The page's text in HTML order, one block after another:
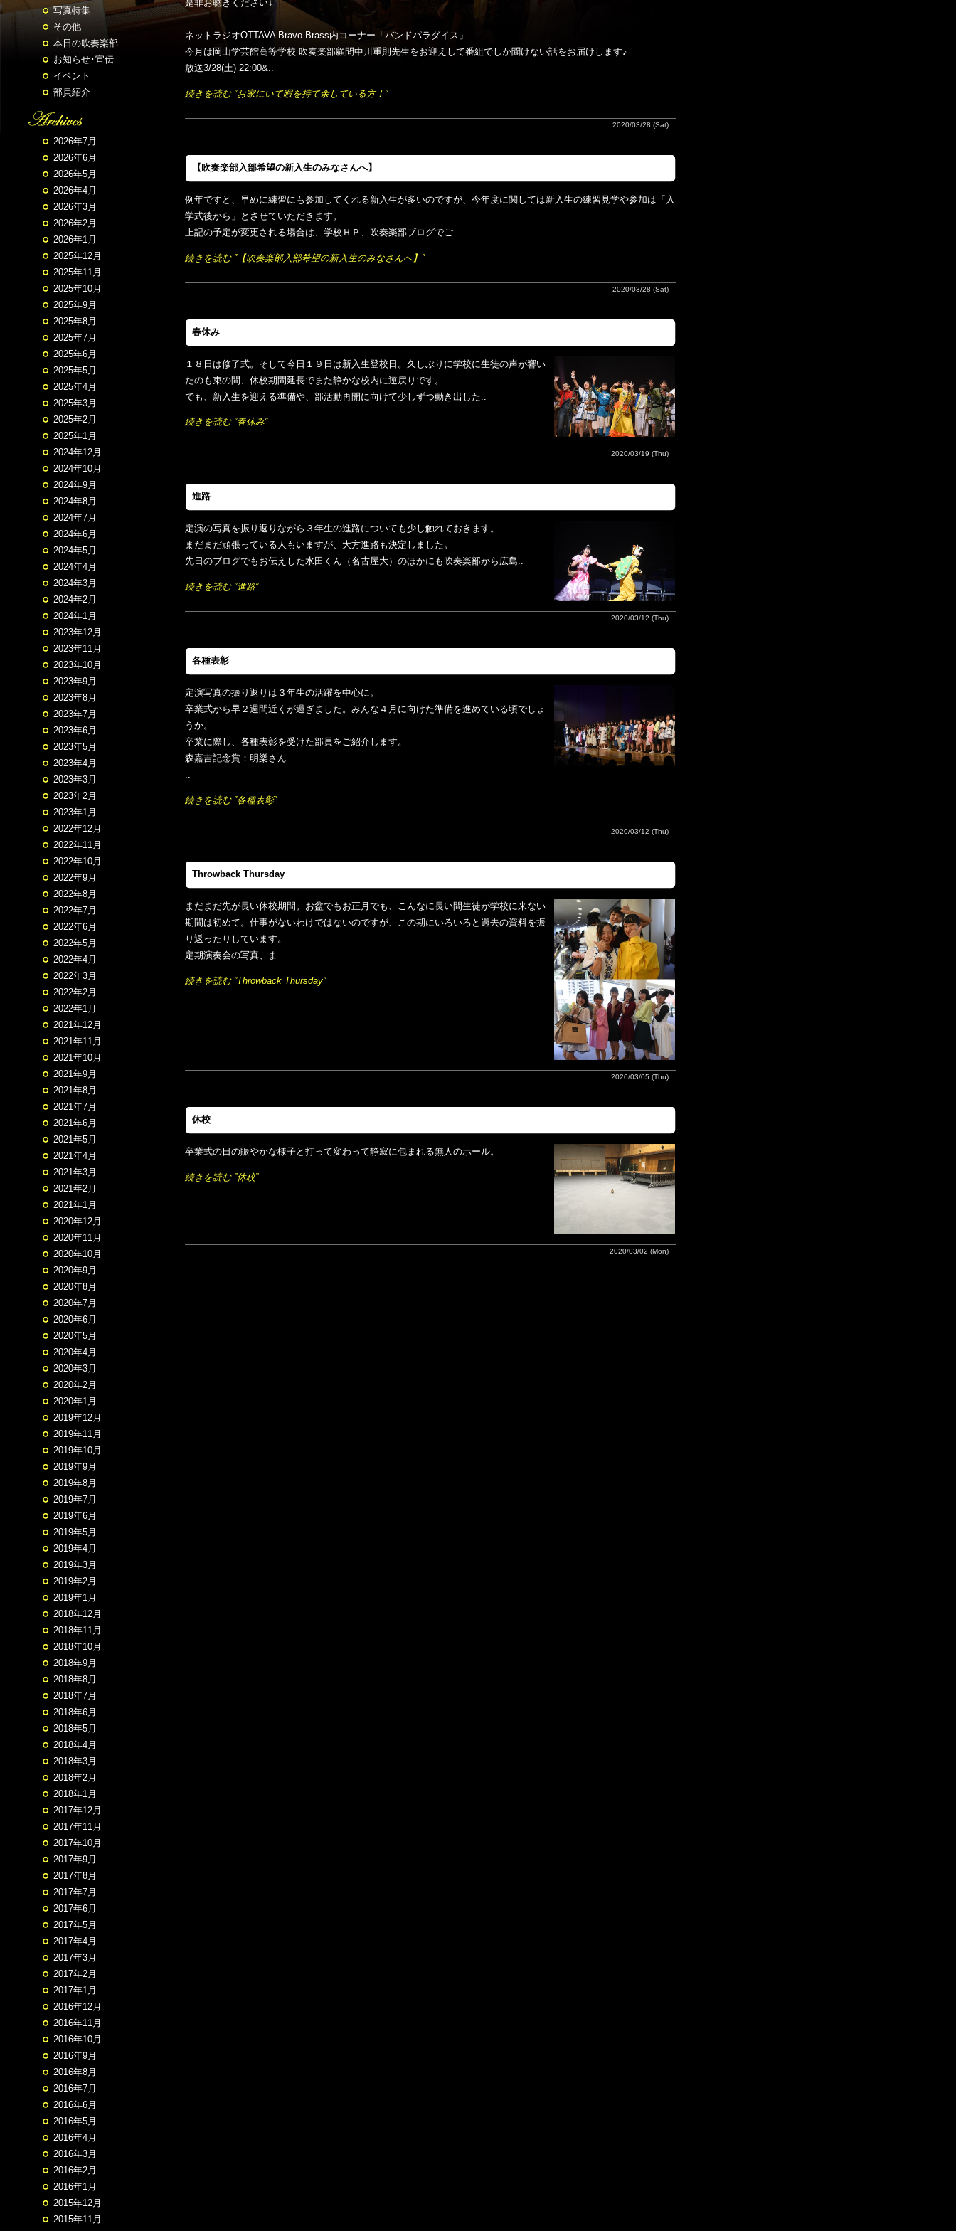
写真特集
その他
本日の吹奏楽部
お知らせ･宣伝
イベント
部員紹介
2026年7月
2026年6月
2026年5月
2026年4月
2026年3月
2026年2月
2026年1月
2025年12月
2025年11月
2025年10月
2025年9月
2025年8月
2025年7月
2025年6月
2025年5月
2025年4月
2025年3月
2025年2月
2025年1月
2024年12月
2024年10月
2024年9月
2024年8月
2024年7月
2024年6月
2024年5月
2024年4月
2024年3月
2024年2月
2024年1月
2023年12月
2023年11月
2023年10月
2023年9月
2023年8月
2023年7月
2023年6月
2023年5月
2023年4月
2023年3月
2023年2月
2023年1月
2022年12月
2022年11月
2022年10月
2022年9月
2022年8月
2022年7月
2022年6月
2022年5月
2022年4月
2022年3月
2022年2月
2022年1月
2021年12月
2021年11月
2021年10月
2021年9月
2021年8月
2021年7月
2021年6月
2021年5月
2021年4月
2021年3月
2021年2月
2021年1月
2020年12月
2020年11月
2020年10月
2020年9月
2020年8月
2020年7月
2020年6月
2020年5月
2020年4月
2020年3月
2020年2月
2020年1月
2019年12月
2019年11月
2019年10月
2019年9月
2019年8月
2019年7月
2019年6月
2019年5月
2019年4月
2019年3月
2019年2月
2019年1月
2018年12月
2018年11月
2018年10月
2018年9月
2018年8月
2018年7月
2018年6月
2018年5月
2018年4月
2018年3月
2018年2月
2018年1月
2017年12月
2017年11月
2017年10月
2017年9月
2017年8月
2017年7月
2017年6月
2017年5月
2017年4月
2017年3月
2017年2月
2017年1月
2016年12月
2016年11月
2016年10月
2016年9月
2016年8月
2016年7月
2016年6月
2016年5月
2016年4月
2016年3月
2016年2月
2016年1月
2015年12月
2015年11月
是非お聴きください↓
ネットラジオOTTAVA Bravo Brass内コーナー「バンドパラダイス」
今月は岡山学芸館高等学校 吹奏楽部顧問中川重則先生をお迎えして番組でしか聞けない話をお届けします♪
放送3/28(土) 22:00&..
続きを読む ”お家にいて暇を持て余している方！”
2020/03/28 (Sat)
【吹奏楽部入部希望の新入生のみなさんへ】
例年ですと、早めに練習にも参加してくれる新入生が多いのですが、今年度に関しては新入生の練習見学や参加は「入
学式後から」とさせていただきます。
上記の予定が変更される場合は、学校ＨＰ、吹奏楽部ブログでご..
続きを読む ”【吹奏楽部入部希望の新入生のみなさんへ】”
2020/03/28 (Sat)
春休み
１８日は修了式。そして今日１９日は新入生登校日。久しぶりに学校に生徒の声が響い
たのも束の間、休校期間延長でまた静かな校内に逆戻りです。
でも、新入生を迎える準備や、部活動再開に向けて少しずつ動き出した..
続きを読む ”春休み”
2020/03/19 (Thu)
進路
定演の写真を振り返りながら３年生の進路についても少し触れておきます。
まだまだ頑張っている人もいますが、大方進路も決定しました。
先日のブログでもお伝えした水田くん（名古屋大）のほかにも吹奏楽部から広島..
続きを読む ”進路”
2020/03/12 (Thu)
各種表彰
定演写真の振り返りは３年生の活躍を中心に。
卒業式から早２週間近くが過ぎました。みんな４月に向けた準備を進めている頃でしょ
うか。
卒業に際し、各種表彰を受けた部員をご紹介します。
森嘉吉記念賞：明樂さん
..
続きを読む ”各種表彰”
2020/03/12 (Thu)
Throwback Thursday
まだまだ先が長い休校期間。お盆でもお正月でも、こんなに長い間生徒が学校に来ない
期間は初めて。仕事がないわけではないのですが、この期にいろいろと過去の資料を振
り返ったりしています。
定期演奏会の写真、ま..
続きを読む ”Throwback Thursday”
2020/03/05 (Thu)
休校
卒業式の日の賑やかな様子と打って変わって静寂に包まれる無人のホール。
続きを読む ”休校”
2020/03/02 (Mon)